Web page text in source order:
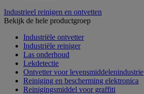
Industrieel reinigen en ontvetten
Bekijk de hele productgroep
Industriële ontvetter
Industriële reiniger
Las onderhoud
Lekdetectie
Ontvetter voor levensmiddelenindustrie
Reiniging en bescherming elektronica
Reinigingsmiddel voor graffiti